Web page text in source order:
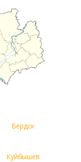
Бердск
Куйбышев